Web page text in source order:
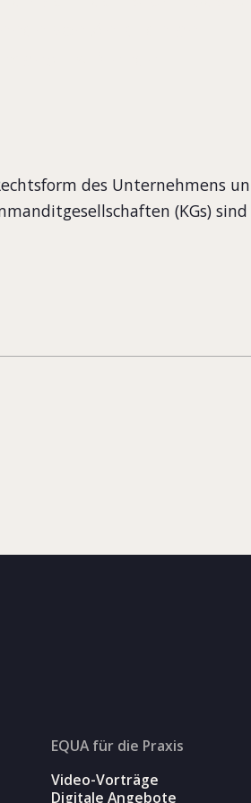
des Unternehmens
(KGs) sind
EQUA für die Praxis
Video-Vorträge
Digitale Angebote